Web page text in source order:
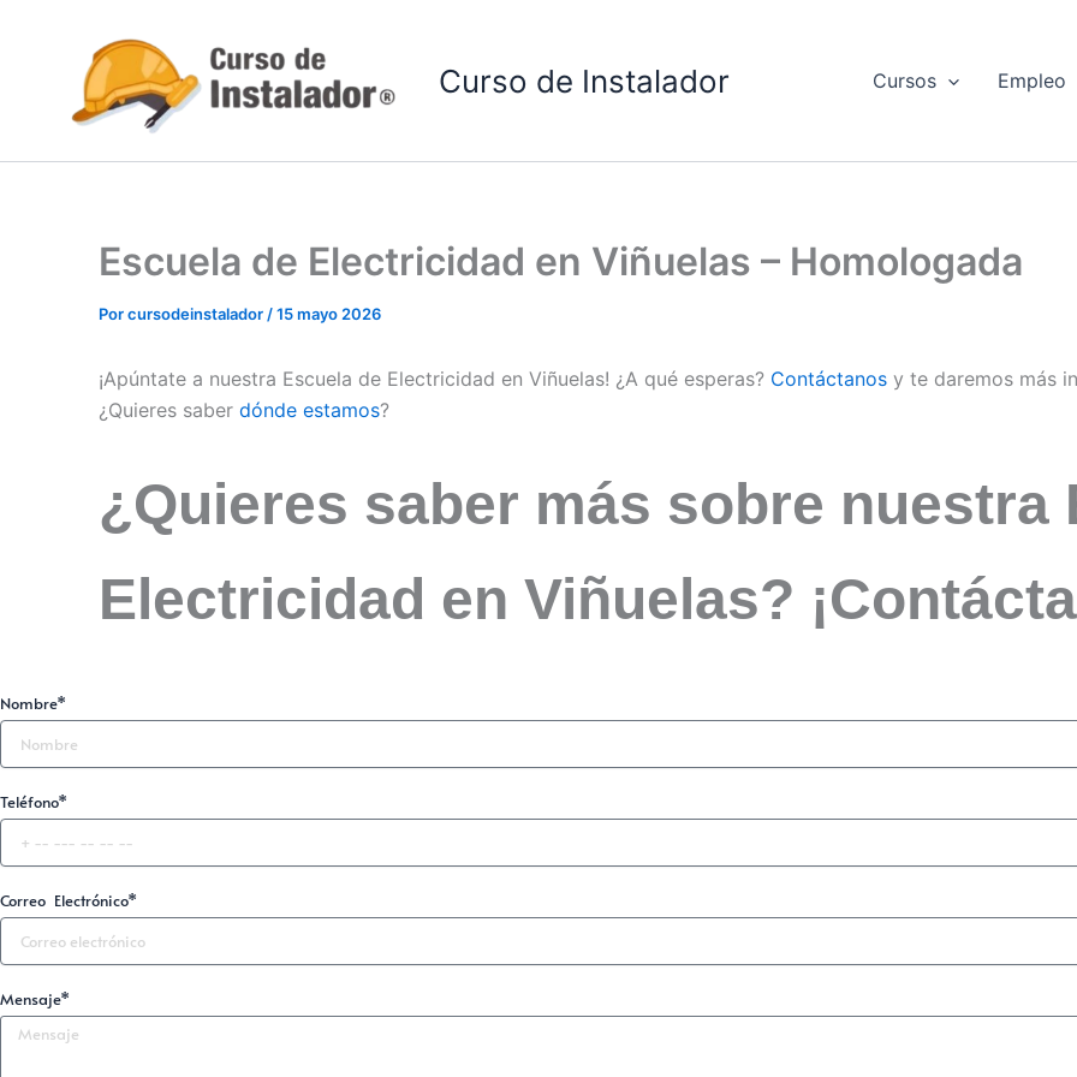
contenido
Curso de Instalador Cursos Empleo
Escuela de Electricidad en Viñuelas – Homologada
Porcursodeinstalador/15 mayo 2026
¡Apúntate a nuestra Escuela de Electricidad en Viñuelas! ¿A qué esperas? Contáctanos y te daremos más
¿Quieres saber dónde estamos?
¿Quieres saber más sobre nuestra
Electricidad en Viñuelas?
Nombre*
Teléfono*
Correo Electrónico*
Mensaje*